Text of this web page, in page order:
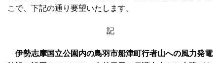
こで、下記の通り要望いたします。
記
伊勢志摩国立公園内の鳥羽市船津町行者山への風力発電